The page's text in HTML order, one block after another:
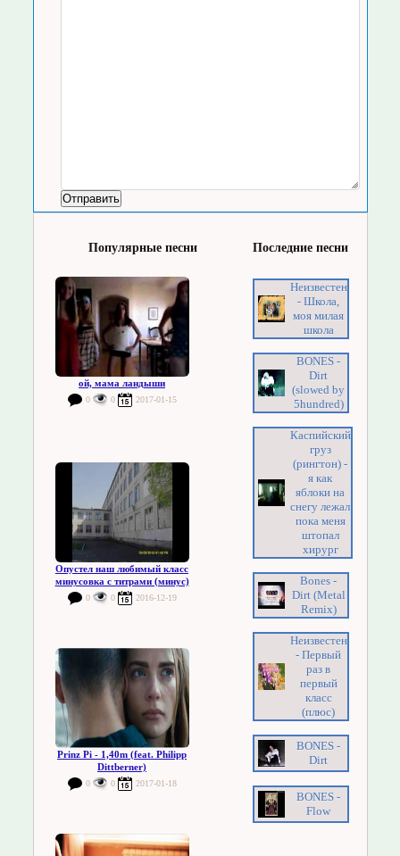
Популярные песни
ой, мама ландыши
0 0 2017-01-15
Опустел наш любимый класс
минусовка с титрами (минус)
0 0 2016-12-19
Prinz Pi - 1,40m (feat. Philipp
Dittberner)
0 0 2017-01-18
Последние песни
Неизвестен
- Школа,
моя милая
школа
BONES -
Dirt
(slowed by
5hundred)
Каспийский
груз
(рингтон) -
я как
яблоки на
снегу лежал
пока меня
штопал
хирург
Bones -
Dirt (Metal
Remix)
Неизвестен
- Первый
раз в
первый
класс
(плюс)
BONES -
Dirt
BONES -
Flow